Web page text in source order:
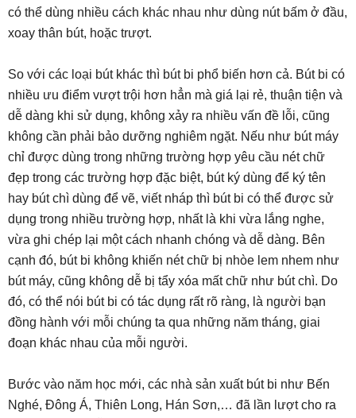
có thể dùng nhiều cách khác nhau như dùng nút bấm ở đầu,
xoay thân bút, hoặc trượt.
So với các loại bút khác thì bút bi phổ biến hơn cả. Bút bi có
nhiều ưu điểm vượt trội hơn hẳn mà giá lại rẻ, thuận tiện và
dễ dàng khi sử dụng, không xảy ra nhiều vấn đề lỗi, cũng
không cần phải bảo dưỡng nghiêm ngặt. Nếu như bút máy
chỉ được dùng trong những trường hợp yêu cầu nét chữ
đẹp trong các trường hợp đặc biệt, bút ký dùng để ký tên
hay bút chì dùng để vẽ, viết nháp thì bút bi có thể được sử
dụng trong nhiều trường hợp, nhất là khi vừa lắng nghe,
vừa ghi chép lại một cách nhanh chóng và dễ dàng. Bên
cạnh đó, bút bi không khiến nét chữ bị nhòe lem nhem như
bút máy, cũng không dễ bị tẩy xóa mất chữ như bút chì. Do
đó, có thể nói bút bi có tác dụng rất rõ ràng, là người bạn
đồng hành với mỗi chúng ta qua những năm tháng, giai
đoạn khác nhau của mỗi người.
Bước vào năm học mới, các nhà sản xuất bút bi như Bến
Nghé, Đông Á, Thiên Long, Hán Sơn,… đã lần lượt cho ra